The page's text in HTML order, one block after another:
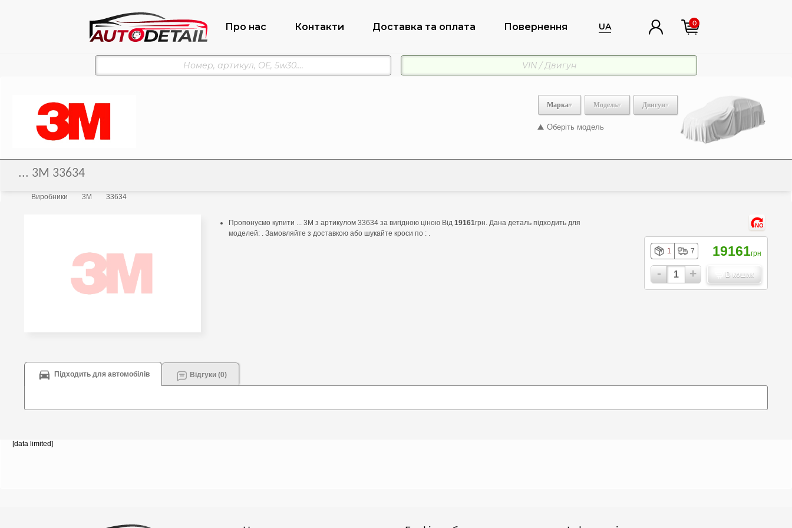
Про нас Контакти Доставка та оплата Повернення UA 0
Марка Модель Двигун
Оберіть модель
... 3M 33634
Виробники 3M 33634
Пропонуємо купити ... 3M з артикулом 33634 за вигідною ціною Від 19161грн. Дана деталь підходить для
моделей: . Замовляйте з доставкою або шукайте кроси по : .
NO
1 7 19161грн
- + В кошик
Підходить для автомобілів Відгуки (0)
[data limited]